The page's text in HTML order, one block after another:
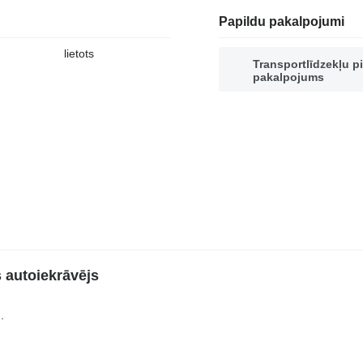
lietots
Papildu pakalpojumi
Transportlīdzekļu
pakalpojums
autoiekrāvējs